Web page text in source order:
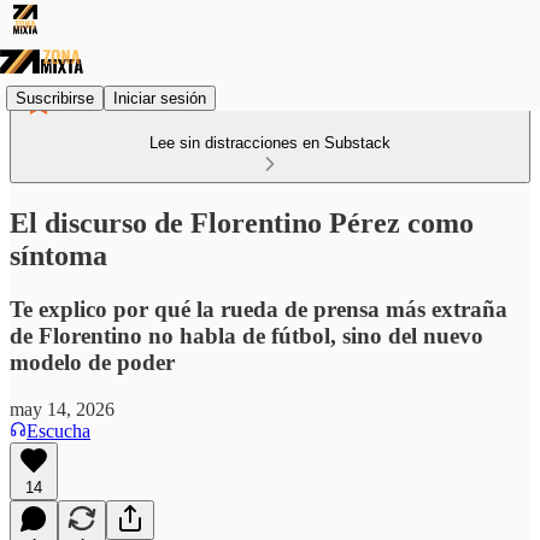
Suscribirse Iniciar sesión
Lee sin distracciones en Substack
El discurso de Florentino Pérez como
síntoma
Te explico por qué la rueda de prensa más extraña
de Florentino no habla de fútbol, sino del nuevo
modelo de poder
may 14, 2026
Escucha
14